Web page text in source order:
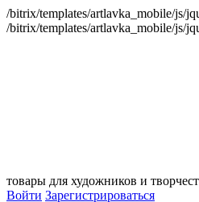
/bitrix/templates/artlavka_mobile/js/
/bitrix/templates/artlavka_mobile/js/
товары для художников и
Войти Зарегистрироваться